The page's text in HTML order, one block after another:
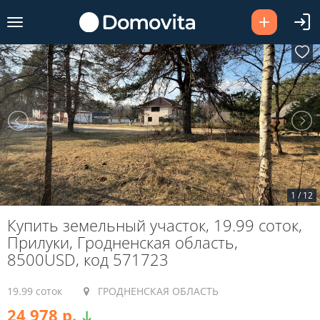
1 /12
Купить земельный участок, 19.99 соток,
Прилуки, Гродненская область,
8500USD, код 571723
19.99 соток ГРОДНЕНСКАЯ ОБЛАСТЬ
24 978 р.